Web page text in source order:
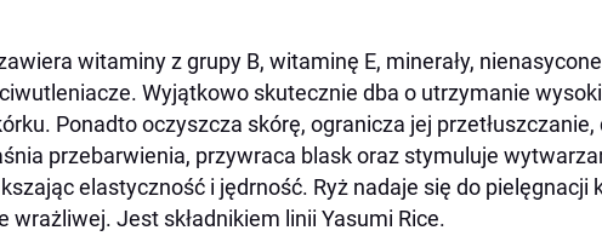
witaminy z grupy B, witaminę E, minerały,
Wyjątkowo skutecznie dba o utrzymanie
Ponadto oczyszcza skórę, ogranicza jej przetłuszczanie,
przebarwienia, przywraca blask oraz stymuluje
elastyczność i jędrność. Ryż nadaje się do pielęgnacji
wrażliwej. Jest składnikiem linii Yasumi Rice.